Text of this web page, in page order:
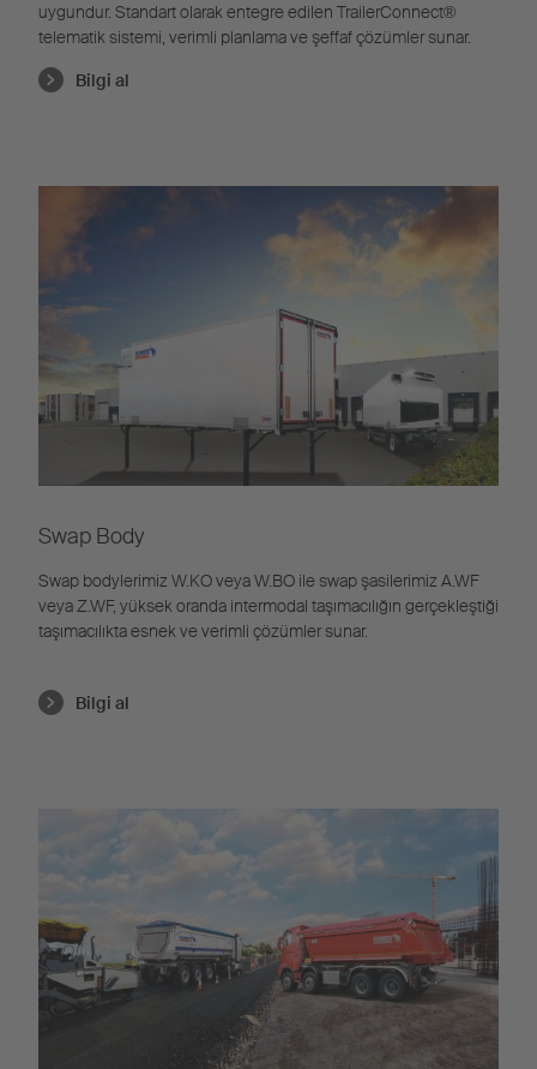
uygundur. Standart olarak entegre edilen TrailerConnect®
telematik sistemi, verimli planlama ve şeffaf çözümler sunar.
Bilgi al
Swap Body
Swap bodylerimiz W.KO veya W.BO ile swap şasilerimiz A.WF
veya Z.WF, yüksek oranda intermodal taşımacılığın gerçekleştiği
taşımacılıkta esnek ve verimli çözümler sunar.
Bilgi al